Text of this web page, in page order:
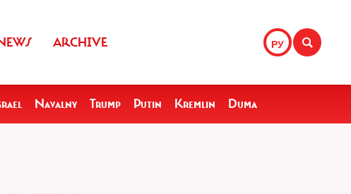
РУ
ARCHIVE
Navalny Trump Putin Kremlin Duma